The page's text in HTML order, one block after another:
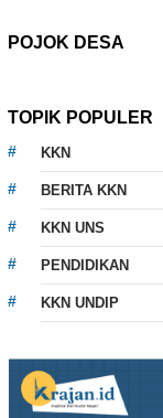
POJOK DESA
TOPIK POPULER
KKN
BERITA KKN
KKN UNS
PENDIDIKAN
KKN UNDIP